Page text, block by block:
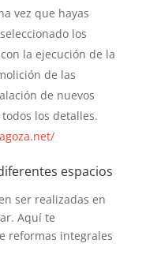
vez que hayas
los
la ejecución de la
de las
de nuevos
los detalles.
espacios
ser realizadas en
Aquí te
reformas integrales